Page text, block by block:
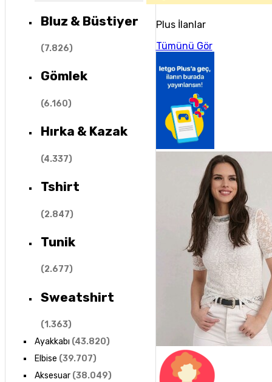
Bluz & Büstiyer
(7.826)
Gömlek
(6.160)
Hırka & Kazak
(4.337)
Tshirt
(2.847)
Tunik
(2.677)
Sweatshirt
(1.363)
Ayakkabı (43.820)
Elbise (39.707)
Aksesuar(38.049)
Plus İlanlar
Tümünü Gör